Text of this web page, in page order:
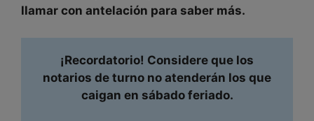
llamar con antelación para saber más.
¡Recordatorio! Considere que los
notarios de turno no atenderán los que
caigan en sábado feriado.